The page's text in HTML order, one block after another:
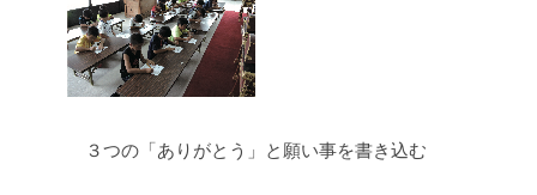
３つの「ありがとう」と願い事を書き込む